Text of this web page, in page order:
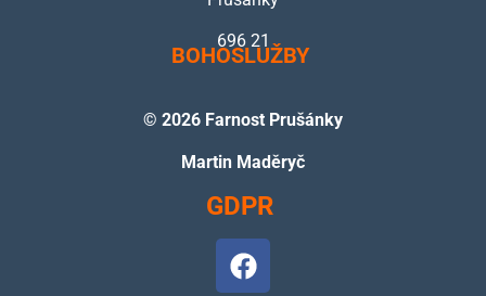
696 21
BOHOSLUŽBY
© 2026 Farnost Prušánky
Martin Maděryč
GDPR